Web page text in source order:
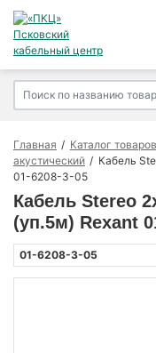
Главная Каталог товаров
акустический
Кабель
01-6208-3-05
Кабель Stereo
(уп.5м) Rexant
01-6208-3-05